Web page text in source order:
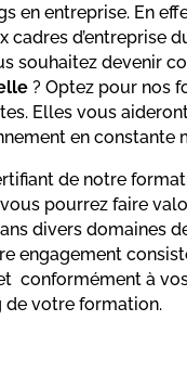
en entreprise. En
cadres d’entreprise
souhaitez devenir
? Optez pour nos
Elles vous
en constante
de notre
pourrez faire
divers domaines
engagement
conformément à
votre formation.